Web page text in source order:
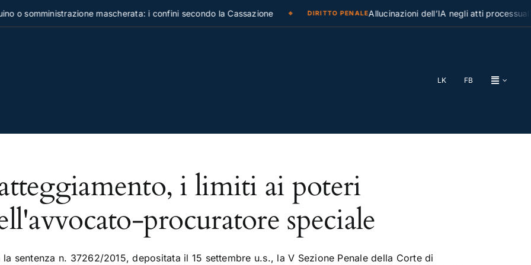
o somministrazione mascherata: i confini secondo la Cassazione DIRITTO PENALEAllucinazioni dell’IA negli atti processuali:
LK FB
i limiti ai poteri
procuratore speciale
la sentenza n. 37262/2015, depositata il 15 settembre u.s., la V Sezione Penale della Corte di